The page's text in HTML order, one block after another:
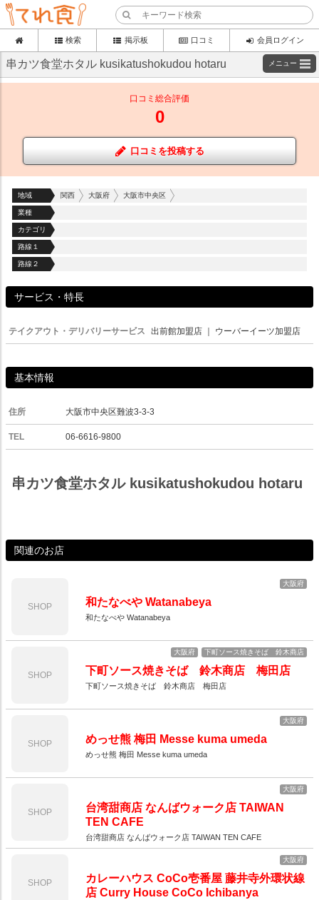
検索 掲示板 口コミ 会員ログイン
串カツ食堂ホタル kusikatushokudou hotaru メニュー
口コミ総合評価
0
口コミを投稿する
地域 関西 大阪府 大阪市中央区
業種
カテゴリ
路線１
路線２
サービス・特長
テイクアウト・デリバリーサービス 出前館加盟店 ウーバーイーツ加盟店
基本情報
住所 大阪市中央区難波3-3-3
TEL 06-6616-9800
串カツ食堂ホタル kusikatushokudou hotaru
関連のお店
SHOP
大阪府
和たなべや Watanabeya
和たなべや Watanabeya
SHOP
大阪府 下町ソース焼きそば 鈴木商店
下町ソース焼きそば 鈴木商店 梅田店
下町ソース焼きそば 鈴木商店 梅田店
SHOP
大阪府
めっせ熊 梅田 Messe kuma umeda
めっせ熊 梅田 Messe kuma umeda
SHOP
大阪府
台湾甜商店 なんばウォーク店 TAIWAN
TEN CAFE
台湾甜商店 なんばウォーク店 TAIWAN TEN CAFE
SHOP
大阪府
カレーハウス CoCo壱番屋 藤井寺外環状線
店 Curry House CoCo Ichibanya